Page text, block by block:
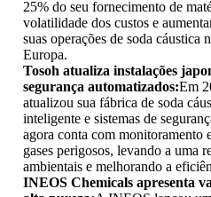
25% do seu fornecimento de
volatilidade dos custos e
suas operações de soda cáustica
Europa.
Tosoh atualiza instalações
segurança automatizados:Em
atualizou sua fábrica de soda
inteligente e sistemas de
agora conta com monitoramento
gases perigosos, levando a uma
ambientais e melhorando a
INEOS Chemicals apresenta